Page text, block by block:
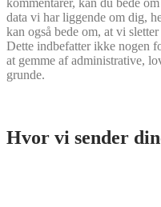
kommentarer, kan du bede
data vi har liggende om dig,
kan også bede om, at vi
Dette indbefatter ikke nogen
at gemme af administrative,
grunde.
Hvor vi sender